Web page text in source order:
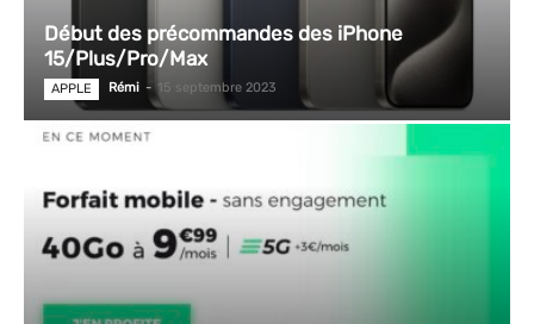
Début des précommandes des iPhone
15/Plus/Pro/Max
APPLE Rémi - 15 septembre 2023